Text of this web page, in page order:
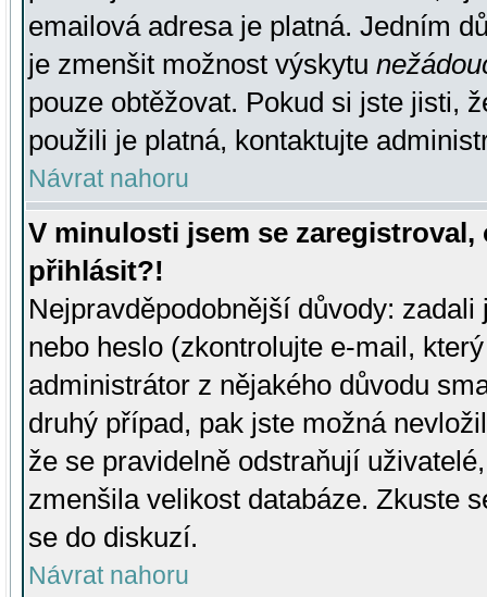
emailová adresa je platná. Jedním
je zmenšit možnost výskytu
pouze obtěžovat. Pokud si jste jisti,
použili je platná, kontaktujte
Návrat nahoru
V minulosti jsem se
přihlásit?!
Nejpravděpodobnější důvody:
nebo heslo (zkontrolujte e-mail,
administrátor z nějakého důvodu
druhý případ, pak jste možná
že se pravidelně odstraňují
zmenšila velikost databáze. Zkuste
se do diskuzí.
Návrat nahoru